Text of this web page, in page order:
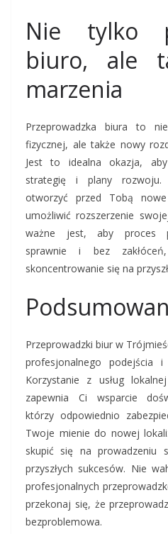
Nie tylko
biuro, ale
marzenia
Przeprowadzka biura to
fizycznej, ale także nowy
Jest to idealna okazja,
strategię i plany rozwoju.
otworzyć przed Tobą
umożliwić rozszerzenie
ważne jest, aby proces
sprawnie i bez
skoncentrowanie się na
Przeprowadzki biur w
profesjonalnego podejścia i
Korzystanie z usług
zapewnia Ci wsparcie
którzy odpowiednio
Twoje mienie do nowej
skupić się na prowadzeniu
przyszłych sukcesów. Nie
profesjonalnych
przekonaj się, że
bezproblemowa.